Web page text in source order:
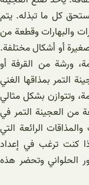
تستحق كل ما تبذله. يتم
والبهارات وقطعة من
أو أشكال مختلفة.
ورشة من القرفة أو
التمر بمذاقها الغني
وتتوازن بشكل مثالي
من العجينة التمر في
الرائعة التي
كنت ترغب في إعداد
الحلواني وتحضر هذه